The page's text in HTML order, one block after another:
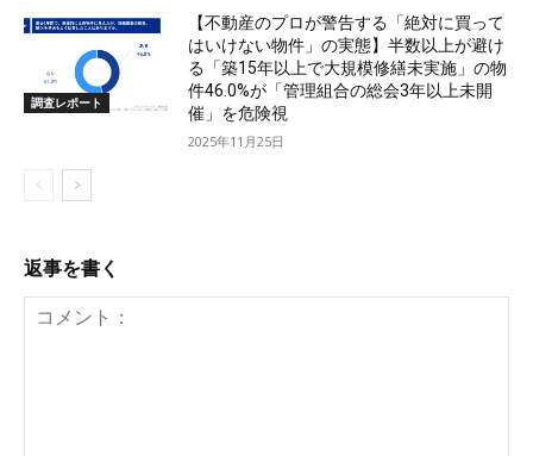
調査レポート
【不動産のプロが警告する「絶対に買って
はいけない物件」の実態】半数以上が避け
る「築15年以上で大規模修繕未実施」の物
件46.0%が「管理組合の総会3年以上未開
催」を危険視
2025年11月25日
返事を書く